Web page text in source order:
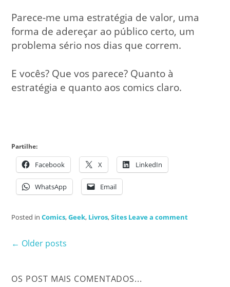
Parece-me uma estratégia de valor, uma
forma de adereçar ao público certo, um
problema sério nos dias que correm.
E vocês? Que vos parece? Quanto à
estratégia e quanto aos comics claro.
Partilhe:
Facebook X LinkedIn
WhatsApp Email
Posted inComics,Geek, Livros,Sites Leave a comment
Posts
navigation
← Older posts
OS POST MAIS COMENTADOS...